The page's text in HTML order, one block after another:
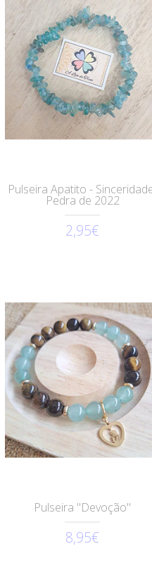
Pulseira Apatito -
Pedra de 2022
2,95€
Pulseira "Devoção"
8,95€